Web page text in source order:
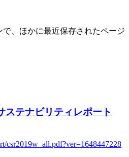
、ほかに最近保存されたページ
ステナビリティレポート
csr2019w_all.pdf?ver=1648447228